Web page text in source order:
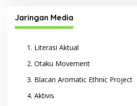
Jaringan Media
Literasi Aktual
Otaku Movement
Blacan Aromatic Ethnic Project
Aktivis